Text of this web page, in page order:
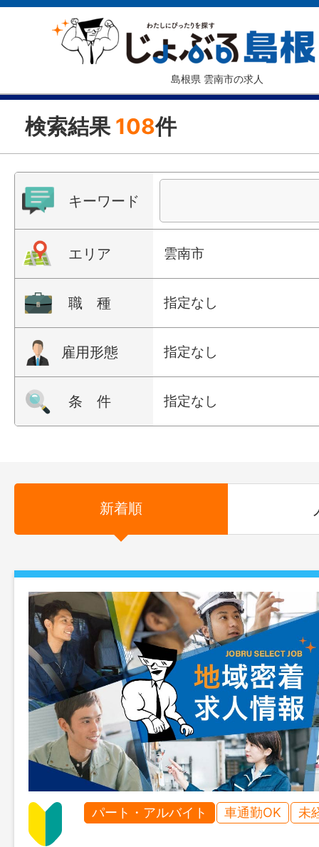
島根県 雲南市の求人
検索結果 108件
キーワード
エリア 雲南市
職 種 指定なし
雇用形態 指定なし
条 件 指定なし
新着順
パート・アルバイト 車通勤OK 未